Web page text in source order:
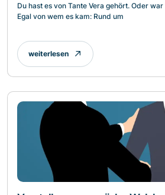
Du hast es von Tante Vera gehört. Oder
Egal von wem es kam: Rund um
weiterlesen